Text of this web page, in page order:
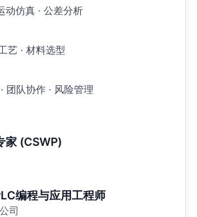
动仿真 · 公差分析
艺 · 材料选型
团队协作 · 风险管理
家 (CSWP)
编程与应用工程师
司